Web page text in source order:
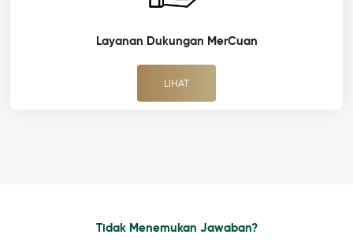
Layanan Dukungan MerCuan
LIHAT
Tidak Menemukan Jawaban?